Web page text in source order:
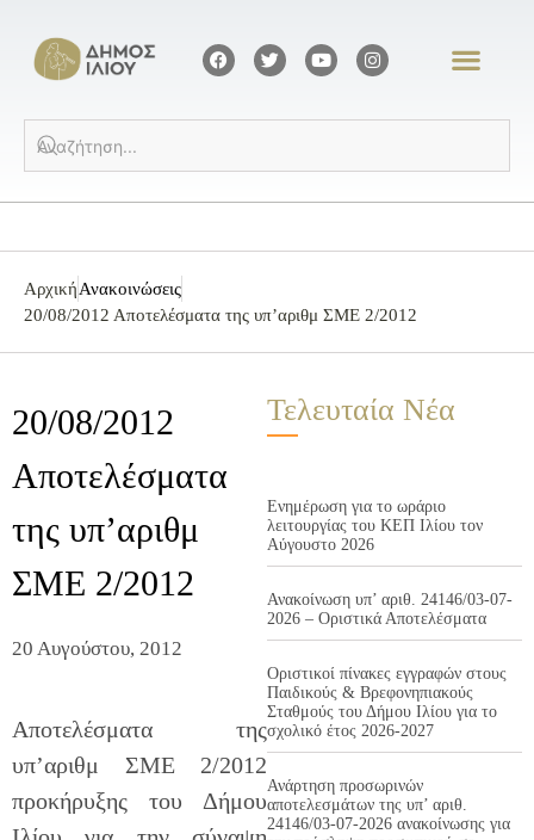
ΑρχικήΑνακοινώσεις
20/08/2012 Αποτελέσματα της υπ’αριθμ ΣΜΕ 2/2012
20/08/2012
Αποτελέσματα
της υπ’αριθμ
ΣΜΕ 2/2012
20 Αυγούστου, 2012
Αποτελέσματα της
υπ’αριθμ ΣΜΕ 2/2012
προκήρυξης του Δήμου
Τελευταία Νέα
Ενημέρωση για το ωράριο
λειτουργίας του ΚΕΠ Ιλίου τον
Αύγουστο 2026
Ανακοίνωση υπ’ αριθ. 24146/03-07-
2026 – Οριστικά Αποτελέσματα
Οριστικοί πίνακες εγγραφών στους
Παιδικούς & Βρεφονηπιακούς
Σταθμούς του Δήμου Ιλίου για το
σχολικό έτος 2026-2027
Ανάρτηση προσωρινών
αποτελεσμάτων της υπ’ αριθ.
24146/03-07-2026 ανακοίνωσης για